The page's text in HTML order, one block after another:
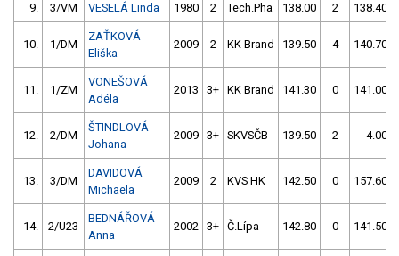
9. 3/VM VESELÁ Linda 1980 2 Tech.Pha 138.00 2 138.40
10. 1/DM
ZAŤKOVÁ
Eliška
2009 2 KK Brand 139.50 4 140.70
11. 1/ZM
VONEŠOVÁ
Adéla
2013 3+ KK Brand 141.30 0 141.00
12. 2/DM
ŠTINDLOVÁ
Johana
2009 3+ SKVSČB 139.50 2 4.00
13. 3/DM
DAVIDOVÁ
Michaela
2009 2 KVS HK 142.50 0 157.60
14. 2/U23
BEDNÁŘOVÁ
Anna
2002 3+ Č.Lípa 142.80 0 141.50